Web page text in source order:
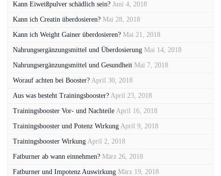
Kann Eiweißpulver schädlich sein? Juni 4, 2018
Kann ich Creatin überdosieren? Mai 28, 2018
Kann ich Weight Gainer überdosieren? Mai 21, 2018
Nahrungsergänzungsmittel und Überdosierung Mai 14, 2018
Nahrungsergänzungsmittel und Gesundheit Mai 7, 2018
Worauf achten bei Booster? April 30, 2018
Aus was besteht Trainingsbooster? April 23, 2018
Trainingsbooster Vor- und Nachteile April 16, 2018
Trainingsbooster und Potenz Wirkung April 9, 2018
Trainingsbooster Wirkung April 2, 2018
Fatburner ab wann einnehmen? März 26, 2018
Fatburner und Impotenz Auswirkung März 19, 2018